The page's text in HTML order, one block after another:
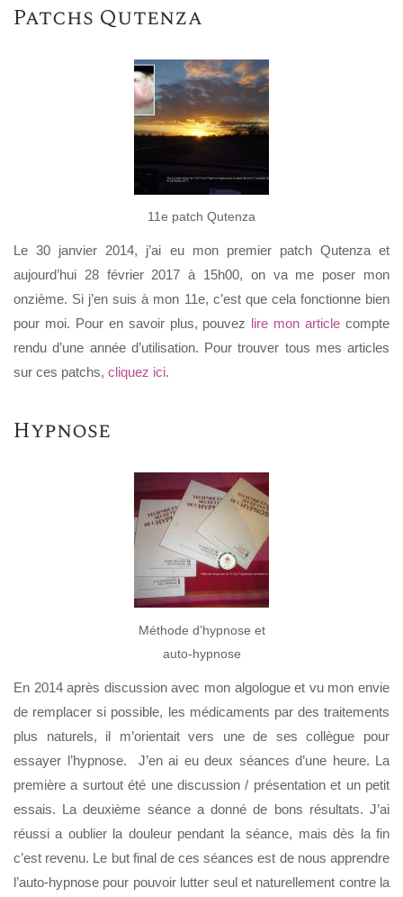
Patchs Qutenza
11e patch Qutenza
Le 30 janvier 2014, j’ai eu mon premier patch Qutenza et
aujourd’hui 28 février 2017 à 15h00, on va me poser mon
onzième. Si j’en suis à mon 11e, c’est que cela fonctionne bien
pour moi. Pour en savoir plus, pouvez
lire mon article compte
rendu d’une année d’utilisation. Pour trouver tous mes articles
sur ces patchs, cliquez ici.
Hypnose
Méthode d’hypnose et
auto-hypnose
En 2014 après discussion avec mon algologue et vu mon envie
de remplacer si possible, les médicaments par des traitements
plus naturels, il m’orientait vers une de ses collègue pour
essayer l’hypnose. J’en ai eu deux séances d’une heure. La
première a surtout été une discussion / présentation et un petit
essais. La deuxième séance a donné de bons résultats. J’ai
réussi a oublier la douleur pendant la séance, mais dès la fin
c’est revenu. Le but final de ces séances est de nous apprendre
l’auto-hypnose pour pouvoir lutter seul et naturellement contre la